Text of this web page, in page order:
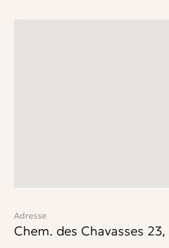
Adresse
Chem. des Chavasses